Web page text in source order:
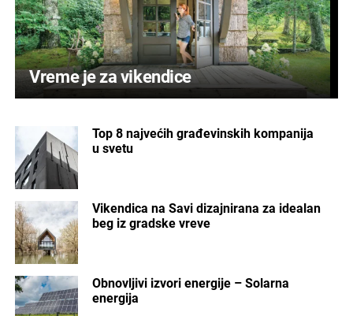
Vreme je za vikendice
Top 8 najvećih građevinskih kompanija
u svetu
Vikendica na Savi dizajnirana za idealan
beg iz gradske vreve
Obnovljivi izvori energije – Solarna
energija